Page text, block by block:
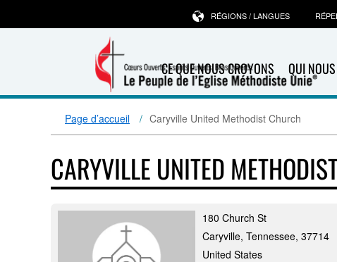
CE QUE NOUS CROYONS QUI
RÉGIONS / LANGUES
Page d’accueil Caryville United Methodist Church
CARYVILLE UNITED
180 Church St
Caryville, Tennessee, 37714
United States